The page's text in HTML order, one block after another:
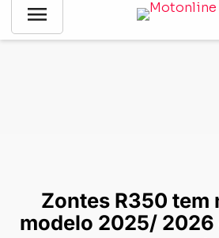
menu
Notícias -Zontes R350
Zontes R350 tem
modelo 2025/ 2026